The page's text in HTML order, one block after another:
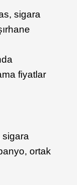
sigara
fiyatlar
sigara
ortak